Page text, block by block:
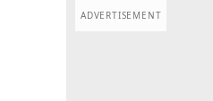
ADVERTISEMENT